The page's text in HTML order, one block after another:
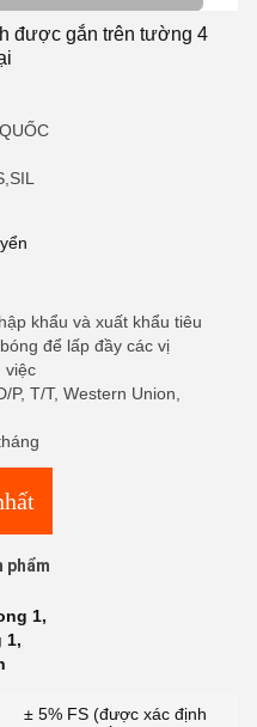
được gắn trên tường 4
khẩu và xuất khẩu tiêu
để lấp đầy các vị
việc
T/T, Western Union,
phẩm
1,
1,
± 5% FS (được xác định